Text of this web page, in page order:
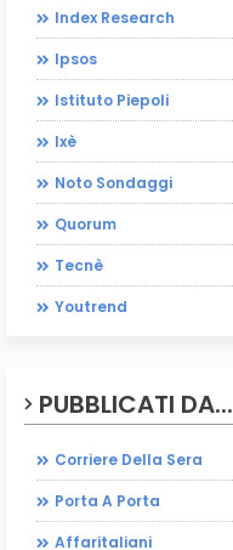
Index Research
Ipsos
Istituto Piepoli
Ixè
Noto Sondaggi
Quorum
Tecnè
Youtrend
PUBBLICATI DA...
Corriere Della Sera
Porta A Porta
Affaritaliani